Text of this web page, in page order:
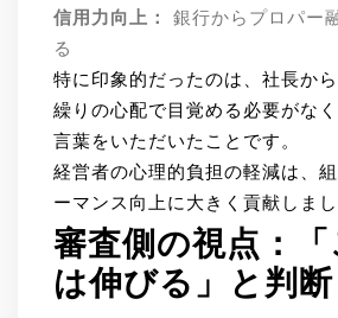
信用力向上：
銀行からプロパー
る
特に印象的だったのは、社長か
繰りの心配で目覚める必要がな
言葉をいただいたことです。
経営者の心理的負担の軽減は、
ーマンス向上に大きく貢献しまし
審査側の視点：
は伸びる」と判